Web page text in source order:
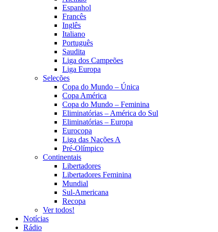
Espanhol
Francês
Inglês
Italiano
Português
Saudita
Liga dos Campeões
Liga Europa
Seleções
Copa do Mundo – Única
Copa América
Copa do Mundo – Feminina
Eliminatórias – América do Sul
Eliminatórias – Europa
Eurocopa
Liga das Nações A
Pré-Olímpico
Continentais
Libertadores
Libertadores Feminina
Mundial
Sul-Americana
Recopa
Ver todos!
Notícias
Rádio